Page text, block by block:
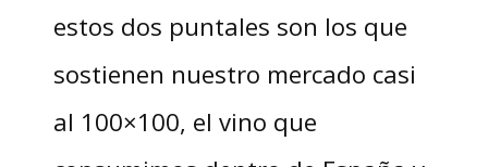
estos dos puntales son los que
sostienen nuestro mercado casi
al 100×100, el vino que